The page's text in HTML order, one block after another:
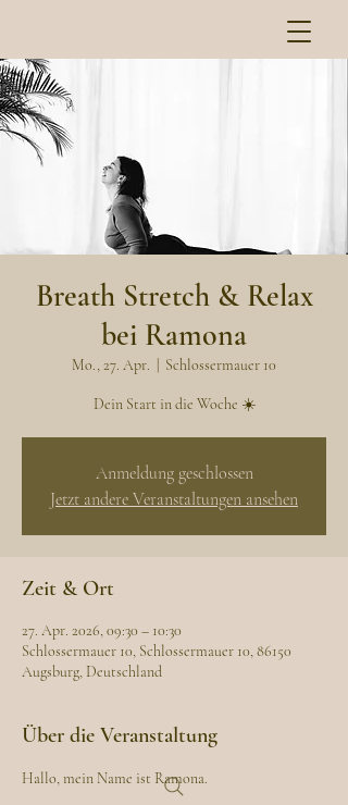
Breath Stretch & Relax
bei Ramona
Mo., 27. Apr. Schlossermauer 10
Dein Start in die Woche ☀️
Anmeldung geschlossen
Jetzt andere Veranstaltungen ansehen
Zeit & Ort
27. Apr. 2026, 09:30 – 10:30
Schlossermauer 10, Schlossermauer 10, 86150
Augsburg, Deutschland
Über die Veranstaltung
Hallo, mein Name ist Ramona.